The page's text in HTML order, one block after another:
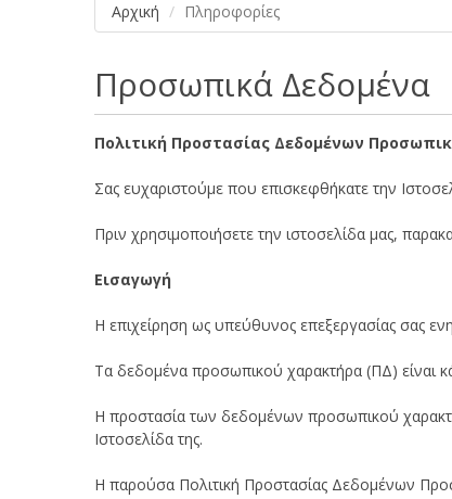
Αρχική Πληροφορίες
Προσωπικά Δεδομένα
Πολιτική Προστασίας Δεδομένων
Σας ευχαριστούμε που επισκεφθήκατε την
Πριν χρησιμοποιήσετε την ιστοσελίδα μας,
Εισαγωγή
Η επιχείρηση ως υπεύθυνος επεξεργασίας σας
Τα δεδομένα προσωπικού χαρακτήρα (ΠΔ) είναι
Η προστασία των δεδομένων προσωπικού
Ιστοσελίδα της.
Η παρούσα Πολιτική Προστασίας Δεδομένων